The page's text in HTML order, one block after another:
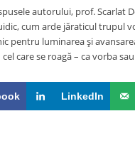
autorului, prof. Scarlat
cum arde jăraticul trupul
pentru luminarea și
care se roagă – ca vorba
LinkedIn